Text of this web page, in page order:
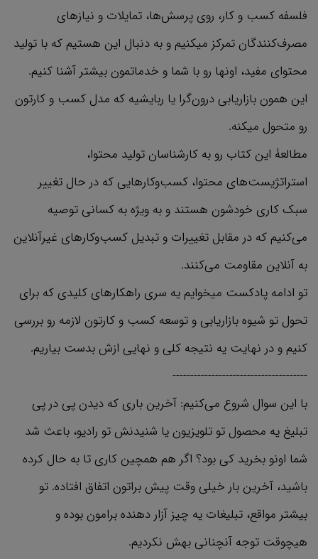
فلسفه کسب و کار، روی پرسش‌ها، تمایلات و نیازهای
مصرف‌کنندگان تمرکز میکنیم و به دنبال این هستیم که با تولید
محتوای مفید، اونها رو با شما و خدماتمون بیشتر آشنا کنیم.
این همون بازاریابی درون‌گرا یا ربایشیه که مدل کسب‌ و کارتون
رو متحول میکنه.
مطالعۀ این کتاب رو به کارشناسان تولید محتوا،
استراتژیست‌های محتوا، کسب‌وکارهایی که در حال تغییر
سبک کاری خودشون هستند و به ‌ویژه به کسانی توصیه
می‌کنیم که در مقابل تغییرات و تبدیل کسب‌وکارهای غیرآنلاین
به آنلاین مقاومت می‌کنند.
تو ادامه پادکست میخوایم یه سری راهکارهای کلیدی که برای
تحول تو شیوه بازاریابی و توسعه کسب و کارتون لازمه رو بررسی
کنیم و در نهایت یه نتیجه کلی و نهایی ازش بدست بیاریم.
--------------------------------------
با این سوال شروع می‌کنیم: آخرین باری که دیدن پی در پی
تبلیغ یه محصول تو تلویزیون یا شنیدنش تو رادیو، باعث شد
شما اونو بخرید کی بود؟ اگر هم همچین کاری تا به حال کرده
باشید، آخرین بار خیلی وقت پیش براتون اتفاق افتاده. تو
بیشتر مواقع، تبلیغات یه چیز آزار دهنده برامون بوده و
هیچوقت توجه آنچنانی بهش نکردیم.